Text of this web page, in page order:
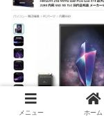
メニュー ホーム